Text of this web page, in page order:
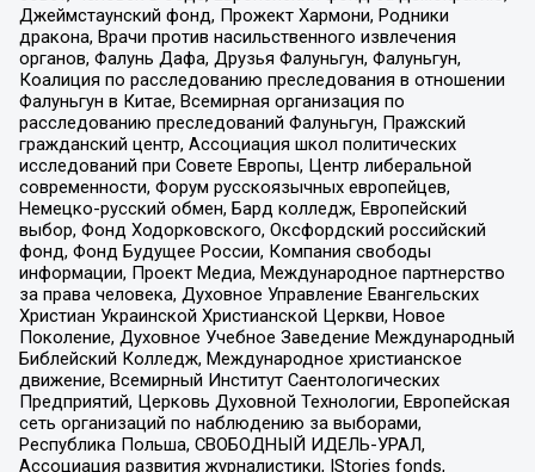
Джеймстаунский фонд, Прожект Хармони, Родники
дракона, Врачи против насильственного извлечения
органов, Фалунь Дафа, Друзья Фалуньгун, Фалуньгун,
Коалиция по расследованию преследования в отношении
Фалуньгун в Китае, Всемирная организация по
расследованию преследований Фалуньгун, Пражский
гражданский центр, Ассоциация школ политических
исследований при Совете Европы, Центр либеральной
современности, Форум русскоязычных европейцев,
Немецко-русский обмен, Бард колледж, Европейский
выбор, Фонд Ходорковского, Оксфордский российский
фонд, Фонд Будущее России, Компания свободы
информации, Проект Медиа, Международное партнерство
за права человека, Духовное Управление Евангельских
Христиан Украинской Христианской Церкви, Новое
Поколение, Духовное Учебное Заведение Международный
Библейский Колледж, Международное христианское
движение, Всемирный Институт Саентологических
Предприятий, Церковь Духовной Технологии, Европейская
сеть организаций по наблюдению за выборами,
Республика Польша, СВОБОДНЫЙ ИДЕЛЬ-УРАЛ,
Ассоциация развития журналистики, IStories fonds,